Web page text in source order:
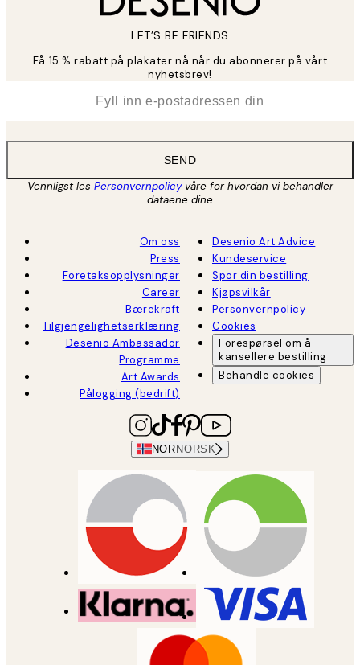
LET’S BE FRIENDS
Få 15 % rabatt på plakater nå når du abonnerer på vårt
nyhetsbrev!
SEND
Vennligst les Personvernpolicyvåre for hvordan vi behandler
dataene dine
Om oss
Press
Foretaksopplysninger
Career
Bærekraft
Tilgjengelighetserklæring
Desenio Ambassador
Programme
Art Awards
Pålogging (bedrift)
Desenio Art Advice
Kundeservice
Spor din bestilling
Kjøpsvilkår
Personvernpolicy
Cookies
Forespørsel om å
kansellere bestilling
Behandle cookies
NOR NORSK